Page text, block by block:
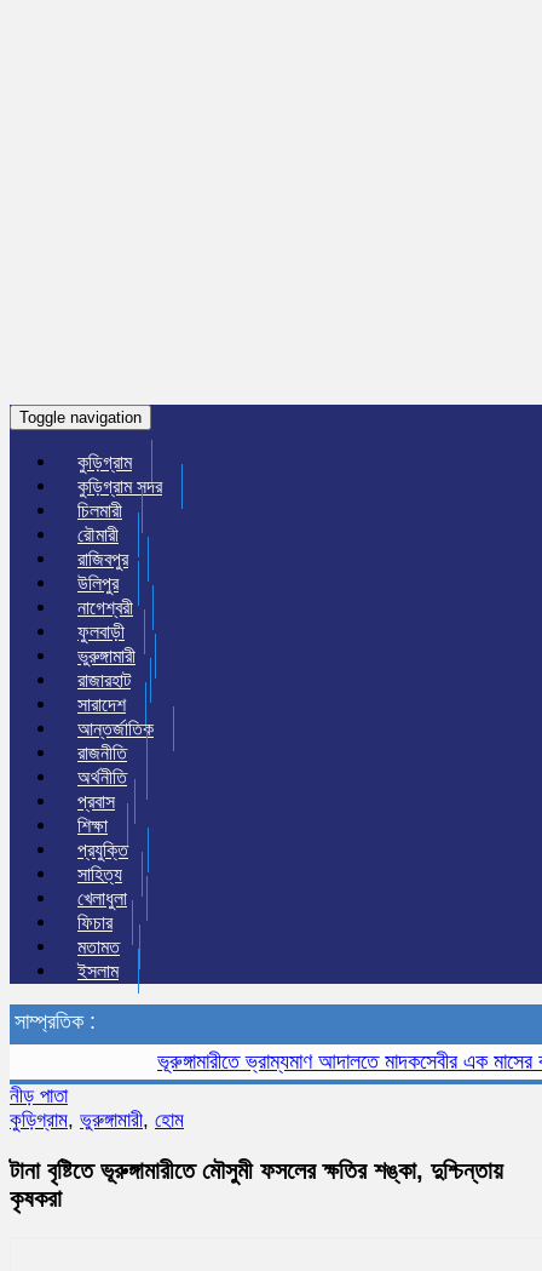
Toggle navigation
কুড়িগ্রাম
কুড়িগ্রাম সদর
চিলমারী
রৌমারী
রাজিবপুর
উলিপুর
নাগেশ্বরী
ফুলবাড়ী
ভুরুঙ্গামারী
রাজারহাট
সারাদেশ
আন্তর্জাতিক
রাজনীতি
অর্থনীতি
প্রবাস
শিক্ষা
প্রযুক্তি
সাহিত্য
খেলাধুলা
ফিচার
মতামত
ইসলাম
সাম্প্রতিক :
ভূরুঙ্গামারীতে ভ্রাম্যমাণ আদালতে মাদকসেবীর এক মাসের
নীড় পাতা
কুড়িগ্রাম, ভুরুঙ্গামারী, হোম
টানা বৃষ্টিতে ভূরুঙ্গামারীতে মৌসুমী ফসলের ক্ষতির শঙ্কা, দুশ্চিন্তায়
কৃষকরা